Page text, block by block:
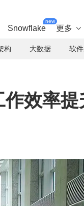
Snowflake
new
更多 
构 大数据 软
效率